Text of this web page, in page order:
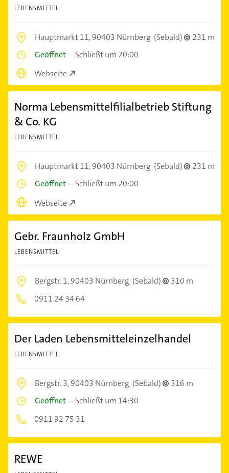
LEBENSMITTEL
Hauptmarkt 11,90403 Nürnberg (Sebald)
231 m
Geöffnet –Schließt um 20:00
Webseite
Norma Lebensmittelfilialbetrieb Stiftung
& Co. KG
LEBENSMITTEL
Hauptmarkt 11,90403 Nürnberg (Sebald)
231 m
Geöffnet –Schließt um 20:00
Webseite
Gebr. Fraunholz GmbH
LEBENSMITTEL
Bergstr. 1,90403 Nürnberg (Sebald)
310 m
0911 24 34 64
Der Laden Lebensmitteleinzelhandel
LEBENSMITTEL
Bergstr. 3,90403 Nürnberg (Sebald)
316 m
Geöffnet –Schließt um 14:30
0911 92 75 31
REWE